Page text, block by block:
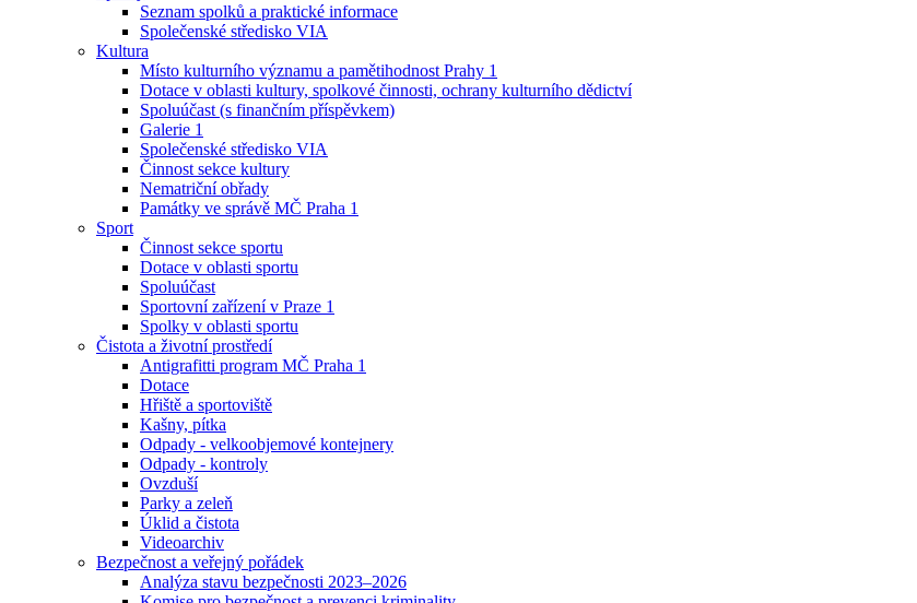
Seznam spolků a praktické informace
Společenské středisko VIA
Kultura
Místo kulturního významu a pamětihodnost Prahy 1
Dotace v oblasti kultury, spolkové činnosti, ochrany kulturního dědictví
Spoluúčast (s finančním příspěvkem)
Galerie 1
Společenské středisko VIA
Činnost sekce kultury
Nematriční obřady
Památky ve správě MČ Praha 1
Sport
Činnost sekce sportu
Dotace v oblasti sportu
Spoluúčast
Sportovní zařízení v Praze 1
Spolky v oblasti sportu
Čistota a životní prostředí
Antigrafitti program MČ Praha 1
Dotace
Hřiště a sportoviště
Kašny, pítka
Odpady - velkoobjemové kontejnery
Odpady - kontroly
Ovzduší
Parky a zeleň
Úklid a čistota
Videoarchiv
Bezpečnost a veřejný pořádek
Analýza stavu bezpečnosti 2023–2026